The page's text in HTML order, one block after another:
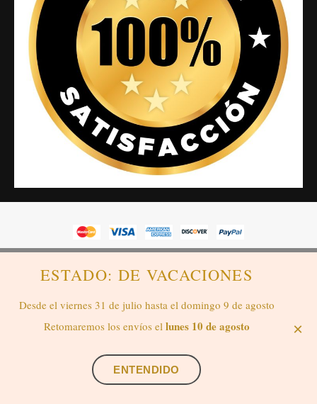
Añadir al carrito
propiedad de M. Liegmann. NIE: X-0179278Q. Copyright © 2019-
Política de Privacidad , Derecho de Desistimiento
ESTADO: DE VACACIONES
Desde el viernes 31 de julio hasta el domingo 9 de agosto
Retomaremos los envíos el lunes 10 de agosto
ENTENDIDO
×